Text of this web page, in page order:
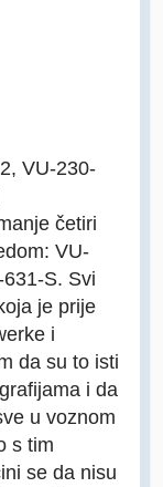
VU-230-
četiri
VU-
S. Svi
je prije
i
da su to isti
i da
u voznom
s tim
se da nisu